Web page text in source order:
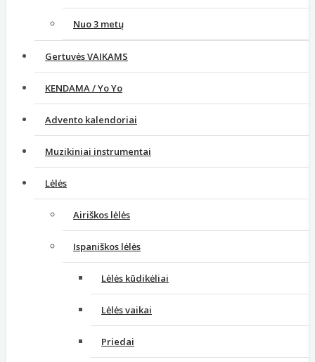
Nuo 3 metų
Gertuvės VAIKAMS
KENDAMA / Yo Yo
Advento kalendoriai
Muzikiniai instrumentai
Lėlės
Airiškos lėlės
Ispaniškos lėlės
Lėlės kūdikėliai
Lėlės vaikai
Priedai